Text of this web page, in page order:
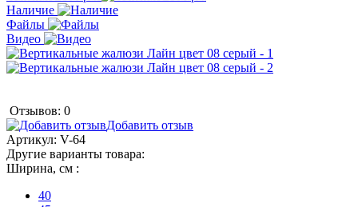
Наличие
Файлы
Видео
Отзывов: 0
Добавить отзыв
Артикул: V-64
Другие варианты товара:
Ширина, см :
40